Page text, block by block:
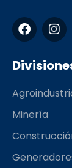
F
a
c
e
b
o
k
I
n
s
t
a
r
Minería